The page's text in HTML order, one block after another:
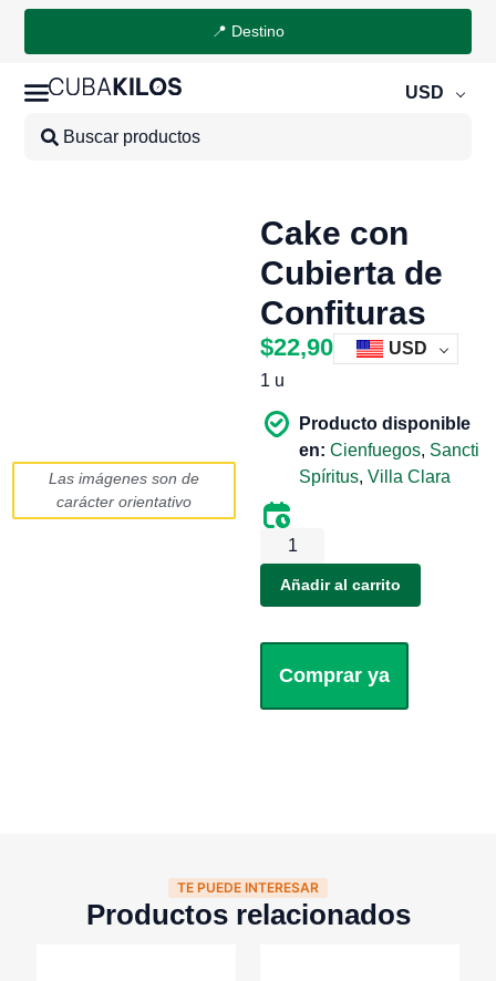
📍 Destino
USD
Las imágenes son de
carácter orientativo
Cake con
Cubierta de
Confituras
$22,90
USD
1 u
Producto disponible
en:Cienfuegos, Sancti
Spíritus,Villa Clara
Añadir al carrito
Comprar ya
TE PUEDE INTERESAR
Productos relacionados